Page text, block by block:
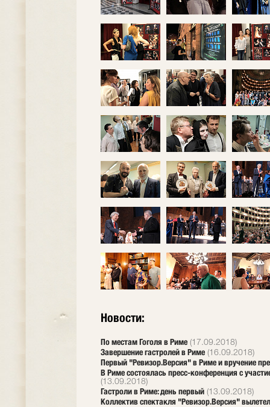
Новости:
По местам Гоголя в Риме (17.09.2018)
Завершение гастролей в Риме (16.09.2018)
Первый "Ревизор.Версия" в Риме и вручение
В Риме состоялась пресс-конференция с
(13.09.2018)
Гастроли в Риме: день первый (13.09.2018)
Коллектив спектакля "Ревизор.Версия"